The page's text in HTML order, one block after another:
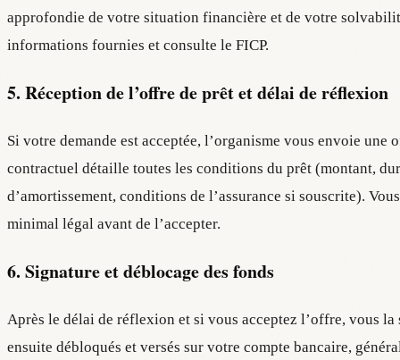
approfondie de votre situation financière et de votre
informations fournies et consulte le FICP.
5. Réception de l’offre de prêt et délai de réflexion
Si votre demande est acceptée, l’organisme vous envoie
contractuel détaille toutes les conditions du prêt (montant,
d’amortissement, conditions de l’assurance si souscrite).
minimal légal avant de l’accepter.
6. Signature et déblocage des fonds
Après le délai de réflexion et si vous acceptez l’offre, vous
ensuite débloqués et versés sur votre compte bancaire,